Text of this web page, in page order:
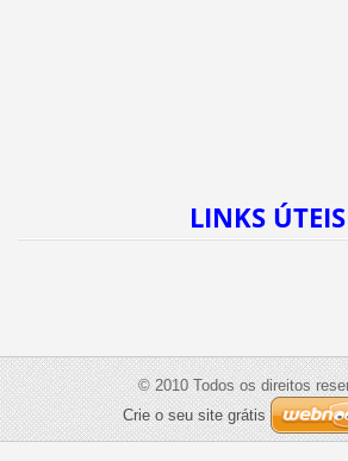
LINKS ÚTEIS
© 2010 Todos os direitos
Crie o seu site grátis